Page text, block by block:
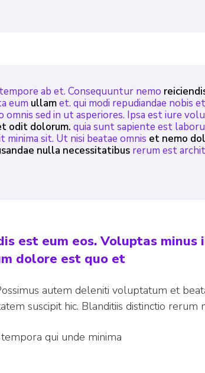
ab et. Consequuntur nemo
eum ullamet. qui modi repudiandae nobis
omnis sed in ut asperiores. Ipsa est iure
odit dolorum. quia sunt sapiente est
minima sit. Ut nisi beatae omnis et nemo
nulla necessitatibus rerum est
est eum eos. Voluptas minus
dolore est quo et
autem deleniti voluptatum et
suscipit hic. Blanditiis distinctio rerum
qui unde minima